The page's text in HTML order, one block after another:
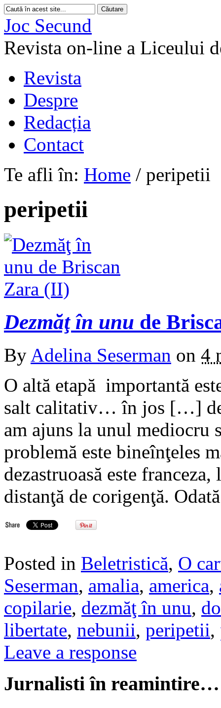
Joc Secund
Revista on-line a Liceului
Revista
Despre
Redacția
Contact
Te afli în: Home / peripetii
peripetii
Dezmăţ în unu de
By Adelina Seserman on 4
O altă etapă importantă
salt calitativ… în jos […]
am ajuns la unul mediocru
problemă este bineînţeles
dezastruoasă este
distanţă de corigenţă.
Posted in Beletristică, O
Seserman, amalia, america,
copilarie, dezmăţ în unu,
libertate, nebunii, peripetii,
Leave a response
Jurnalisti în reamintire…